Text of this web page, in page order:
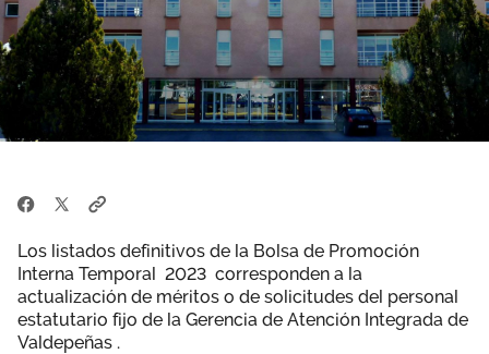
Los listados definitivos de la Bolsa de Promoción
Interna Temporal 2023 corresponden a la
actualización de méritos o de solicitudes del personal
estatutario fijo de la Gerencia de Atención Integrada de
Valdepeñas .